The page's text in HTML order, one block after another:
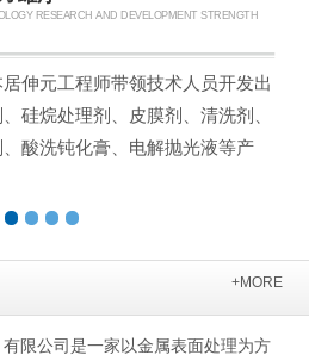
RESEARCH AND DEVELOPMENT STRENGTH
伸元工程师带领技术人员开发出
硅烷处理剂、皮膜剂、清洗剂、
酸洗钝化膏、电解抛光液等产
+MORE
限公司是一家以金属表面处理为方